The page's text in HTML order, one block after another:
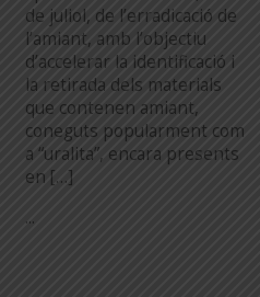
de juliol, de l’erradicació de
l’amiant, amb l’objectiu
d’accelerar la identificació i
la retirada dels materials
que contenen amiant,
coneguts popularment com
a “uralita”, encara presents
en […]
...